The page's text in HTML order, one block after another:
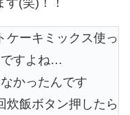
ケーキミックス使っ
ですよね…
かったんです
炊飯ボタン押したら